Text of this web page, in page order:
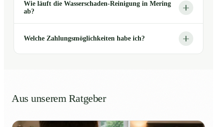
Wie läuft die Wasserschaden-Reinigung in Mering
ab?
Welche Zahlungsmöglichkeiten habe ich?
Aus unserem Ratgeber